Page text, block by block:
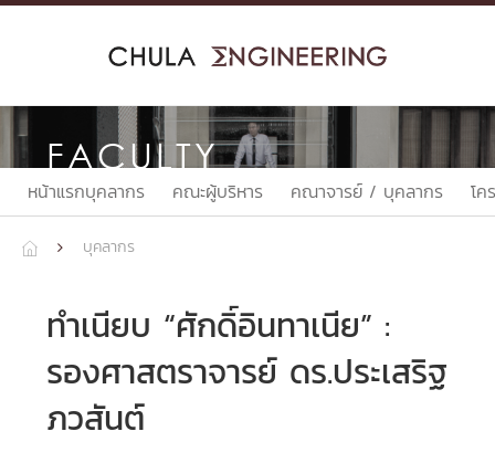
Skip
FACULTY
หน้าแรกบุคลากร คณะผู้บริหาร คณาจารย์ / บุคลากร โ
  บุคลากร
ทำเนียบ “ศักดิ์อินทาเนีย” :
รองศาสตราจารย์ ดร.ประเสริฐ
ภวสันต์